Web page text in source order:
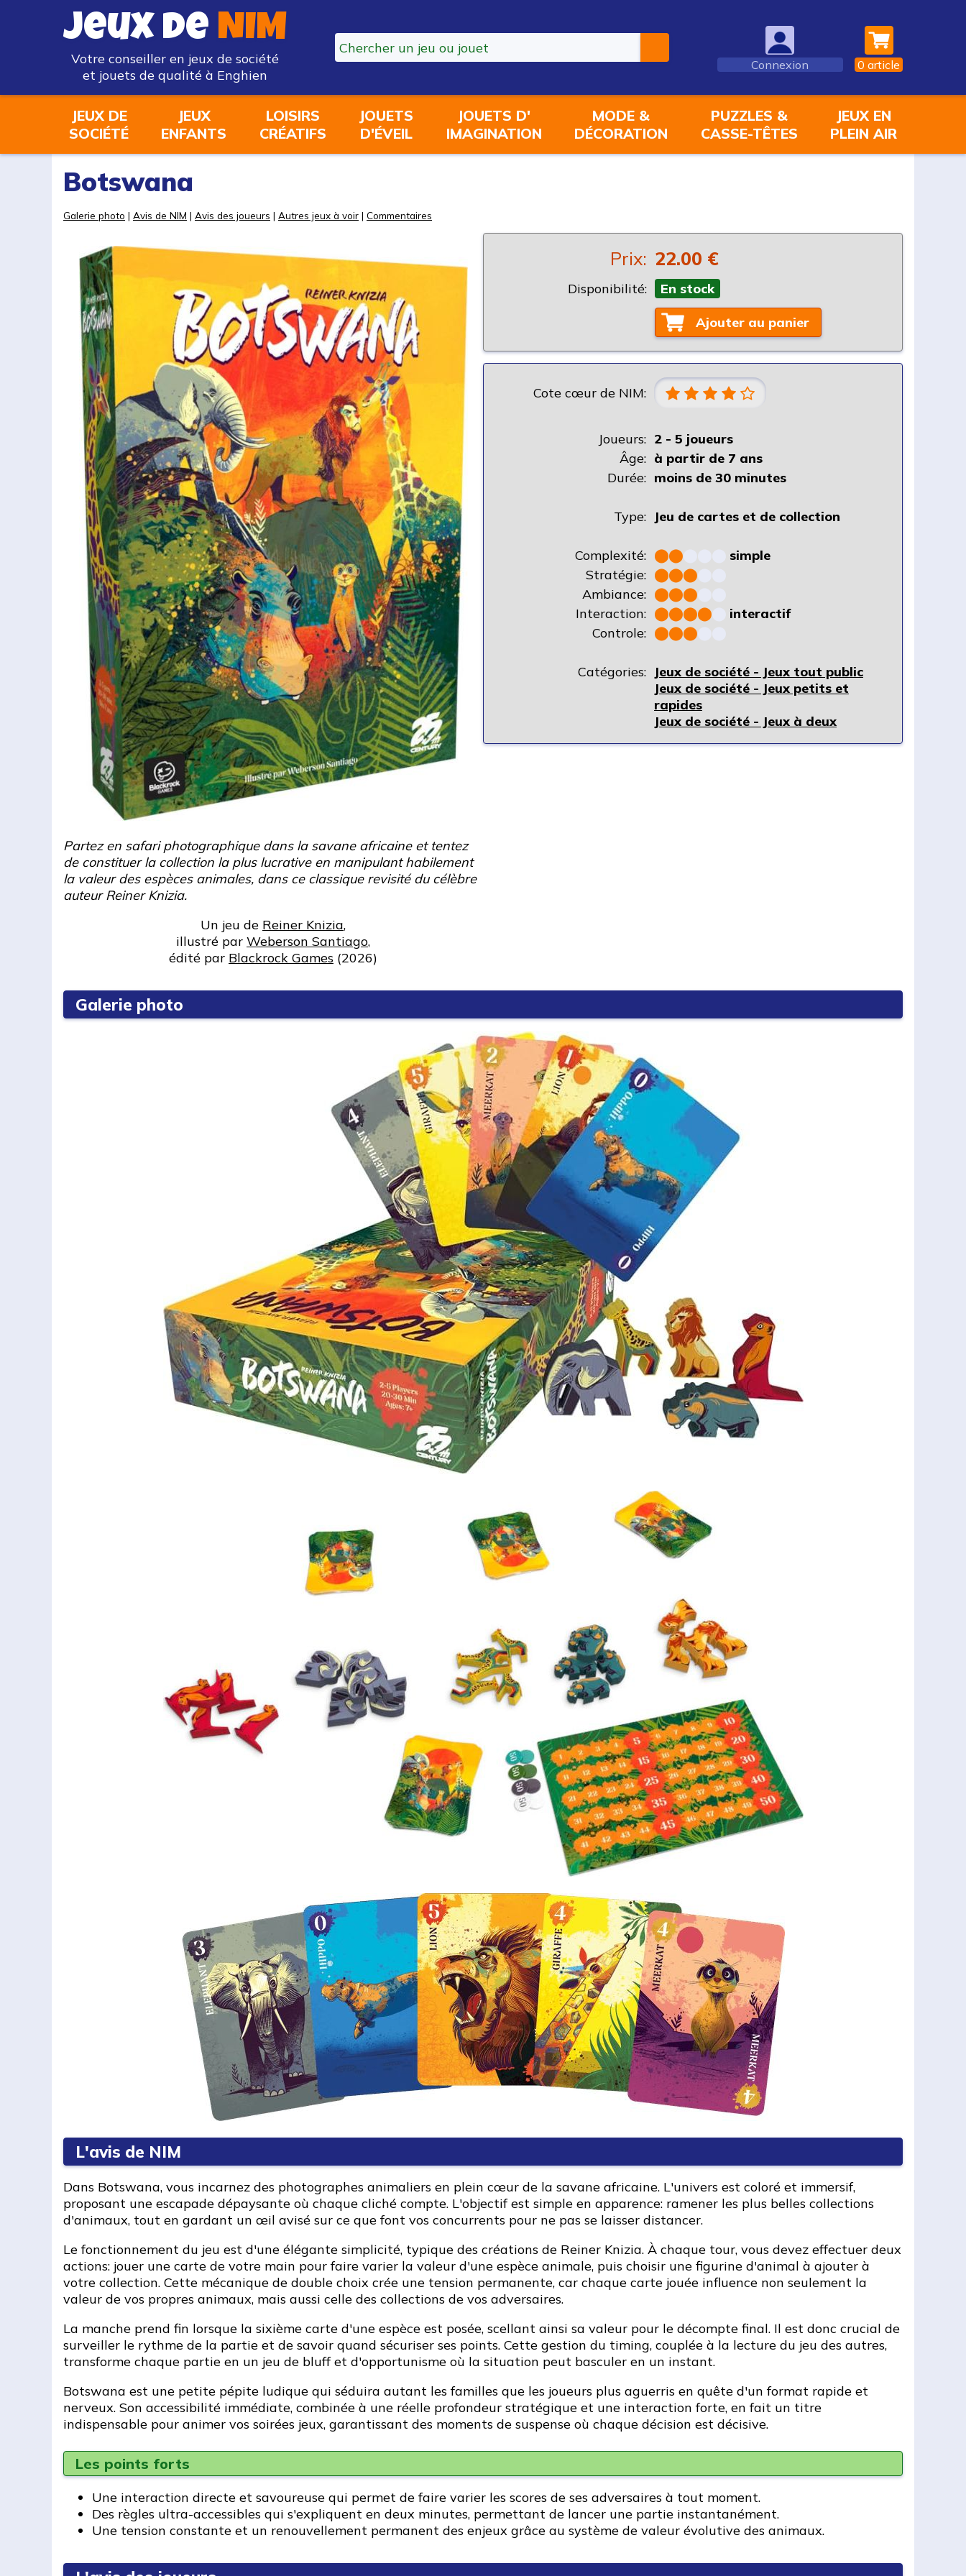
Jeux de NIM
Votre conseiller en jeux de société
et jouets de qualité à Enghien
Connexion 0 article
JEUX DE
SOCIÉTÉ
JEUX
ENFANTS
LOISIRS
CRÉATIFS
JOUETS
D'ÉVEIL
JOUETS D'
IMAGINATION
MODE &
DÉCORATION
PUZZLES &
CASSE-TÊTES
JEUX EN
PLEIN AIR
Botswana
Galerie photo | Avis de NIM | Avis des joueurs | Autres jeux à voir | Commentaires
Partez en safari photographique dans la savane africaine et tentez
de constituer la collection la plus lucrative en manipulant habilement
la valeur des espèces animales, dans ce classique revisité du célèbre
auteur Reiner Knizia.
Un jeu de Reiner Knizia,
illustré par Weberson Santiago,
édité par Blackrock Games (2026)
Prix: 22.00 €
Disponibilité: En stock
Ajouter au panier
Cote cœur de NIM:
Joueurs: 2 - 5 joueurs
Âge: à partir de 7 ans
Durée: moins de 30 minutes
Type: Jeu de cartes et de collection
Complexité: ⬤⬤
simple
Stratégie: ⬤⬤⬤
Ambiance: ⬤⬤⬤
Interaction: ⬤⬤⬤⬤
interactif
Controle: ⬤⬤⬤
Catégories:
Jeux de société - Jeux tout public
Jeux de société - Jeux petits et
rapides
Jeux de société - Jeux à deux
Galerie photo
L'avis de NIM
Dans Botswana, vous incarnez des photographes animaliers en plein cœur de la savane africaine. L'univers est coloré et immersif,
proposant une escapade dépaysante où chaque cliché compte. L'objectif est simple en apparence: ramener les plus belles collections
d'animaux, tout en gardant un œil avisé sur ce que font vos concurrents pour ne pas se laisser distancer.
Le fonctionnement du jeu est d'une élégante simplicité, typique des créations de Reiner Knizia. À chaque tour, vous devez effectuer deux
actions: jouer une carte de votre main pour faire varier la valeur d'une espèce animale, puis choisir une figurine d'animal à ajouter à
votre collection. Cette mécanique de double choix crée une tension permanente, car chaque carte jouée influence non seulement la
valeur de vos propres animaux, mais aussi celle des collections de vos adversaires.
La manche prend fin lorsque la sixième carte d'une espèce est posée, scellant ainsi sa valeur pour le décompte final. Il est donc crucial de
surveiller le rythme de la partie et de savoir quand sécuriser ses points. Cette gestion du timing, couplée à la lecture du jeu des autres,
transforme chaque partie en un jeu de bluff et d'opportunisme où la situation peut basculer en un instant.
Botswana est une petite pépite ludique qui séduira autant les familles que les joueurs plus aguerris en quête d'un format rapide et
nerveux. Son accessibilité immédiate, combinée à une réelle profondeur stratégique et une interaction forte, en fait un titre
indispensable pour animer vos soirées jeux, garantissant des moments de suspense où chaque décision est décisive.
Les points forts
Une interaction directe et savoureuse qui permet de faire varier les scores de ses adversaires à tout moment.
Des règles ultra-accessibles qui s'expliquent en deux minutes, permettant de lancer une partie instantanément.
Une tension constante et un renouvellement permanent des enjeux grâce au système de valeur évolutive des animaux.